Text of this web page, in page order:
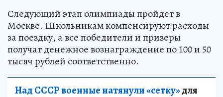
Следующий этап олимпиады пройдет в
Москве. Школьникам компенсируют расходы
за поездку, а все победители и призеры
получат денежное вознаграждение по 100 и 50
тысяч рублей соответственно.
Над СССР военные натянули «сетку»для